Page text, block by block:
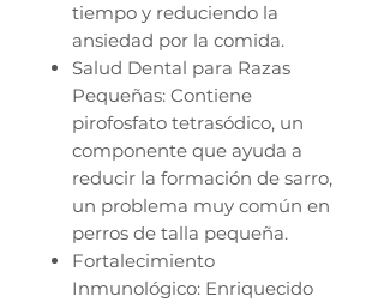
tiempo y reduciendo la
ansiedad por la comida.
Salud Dental para Razas
Pequeñas: Contiene
pirofosfato tetrasódico, un
componente que ayuda a
reducir la formación de sarro,
un problema muy común en
perros de talla pequeña.
Fortalecimiento
Inmunológico: Enriquecido